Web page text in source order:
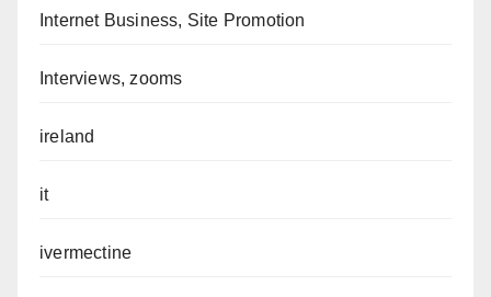
Internet Business, Site Promotion
Interviews, zooms
ireland
it
ivermectine